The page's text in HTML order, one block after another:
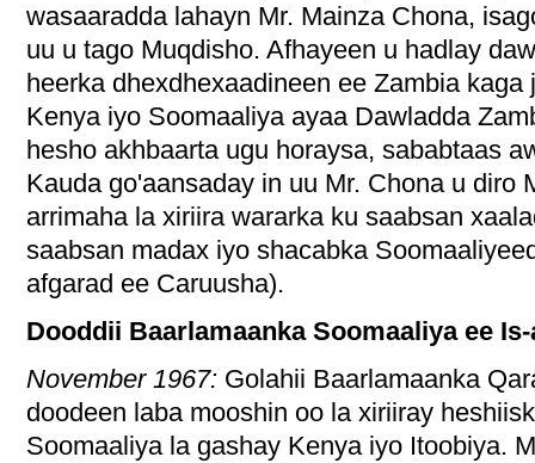
wasaaradda lahayn Mr. Mainza Chona,
uu u tago Muqdisho. Afhayeen u hadlay
heerka dhexdhexaadineen ee Zambia
Kenya iyo Soomaaliya ayaa Dawladda
hesho akhbaarta ugu horaysa, sababtaas
Kauda go'aansaday in uu Mr. Chona u diro
arrimaha la xiriira wararka ku saabsan
saabsan madax iyo shacabka
afgarad ee Caruusha).
Dooddii Baarlamaanka Soomaaliya ee
November 1967: Golahii Baarlamaanka
doodeen laba mooshin oo la xiriiray
Soomaaliya la gashay Kenya iyo Itoobiya.